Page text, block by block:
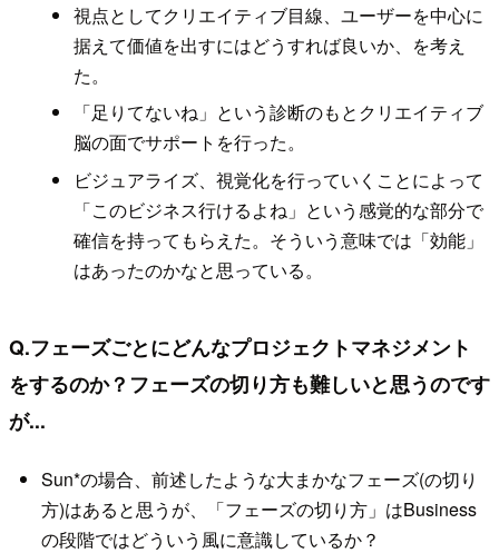
視点としてクリエイティブ目線、ユーザーを中心に
据えて価値を出すにはどうすれば良いか、を考え
た。
「足りてないね」という診断のもとクリエイティブ
脳の面でサポートを行った。
ビジュアライズ、視覚化を行っていくことによって
「このビジネス行けるよね」という感覚的な部分で
確信を持ってもらえた。そういう意味では「効能」
はあったのかなと思っている。
Q.フェーズごとにどんなプロジェクトマネジメント
をするのか？フェーズの切り方も難しいと思うのです
が...
Sun*の場合、前述したような大まかなフェーズ(の切り
方)はあると思うが、「フェーズの切り方」はBusiness
の段階ではどういう風に意識しているか？